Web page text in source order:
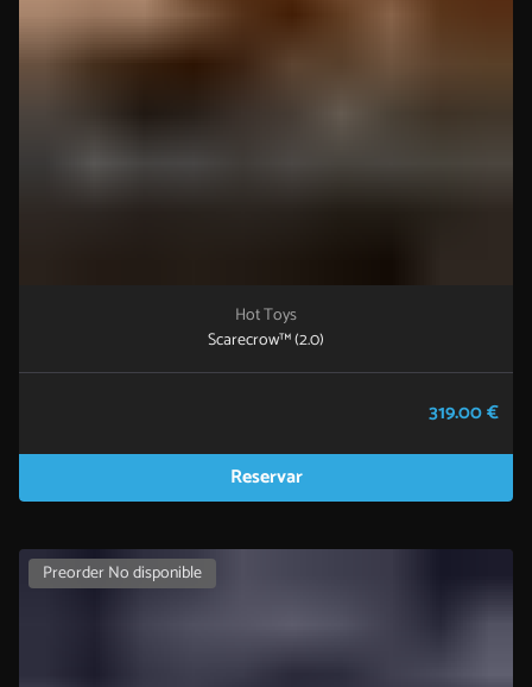
Hot Toys
Scarecrow™ (2.0)
319.00 €
Reservar
Preorder No disponible